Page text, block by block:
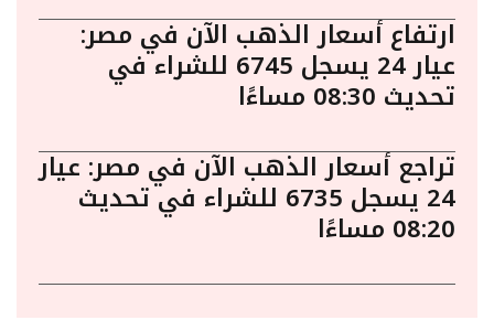
ارتفاع أسعار الذهب الآن في مصر:
عيار 24 يسجل 6745 للشراء في
تحديث 08:30 مساءًا
تراجع أسعار الذهب الآن في مصر: عيار
24 يسجل 6735 للشراء في تحديث
08:20 مساءًا